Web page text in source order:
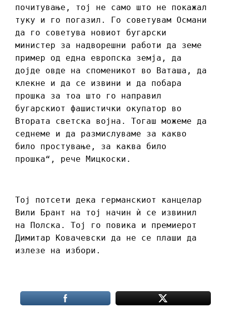
почитување, тој не само што не покажал
туку и го погазил. Го советувам Османи
да го советува новиот бугарски
министер за надворешни работи да земе
пример од една европска земја, да
дојде овде на споменикот во Ваташа, да
клекне и да се извини и да побара
прошка за тоа што го направил
бугарскиот фашистички окупатор во
Втората светска војна. Тогаш можеме да
седнеме и да размислуваме за какво
било простување, за каква било
прошка“, рече Мицкоски.
Тој потсети дека германскиот канцелар
Вили Брант на тој начин ѝ се извинил
на Полска. Тој го повика и премиерот
Димитар Ковачевски да не се плаши да
излезе на избори.